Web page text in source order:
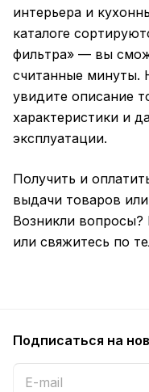
интерьера и
каталоге
фильтра» — вы
считанные минуты.
увидите описание
характеристики и
эксплуатации.
Получить и
выдачи товаров
Возникли
или свяжитесь по
Подписаться на